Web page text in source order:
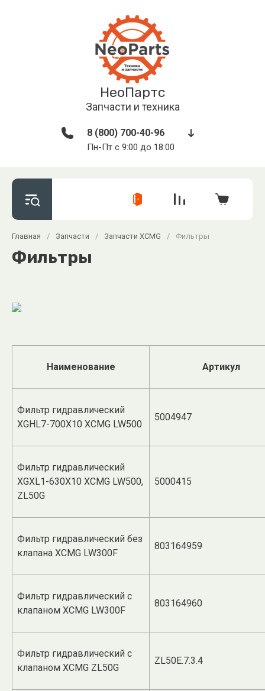
НеоПартс
Запчасти и техника
8 (800) 700-40-96
Пн-Пт с 9:00 до 18:00
Главная / Запчасти / Запчасти XCMG / Фильтры
Фильтры
Наименование Артикул
Фильтр гидравлический
XGHL7-700X10 XCMG LW500
5004947
Фильтр гидравлический
XGXL1-630X10 XCMG LW500,
ZL50G
5000415
Фильтр гидравлический без
клапана XCMG LW300F
803164959
Фильтр гидравлический с
клапаном XCMG LW300F
803164960
Фильтр гидравлический с
клапаном XCMG ZL50G
ZL50Е.7.3.4